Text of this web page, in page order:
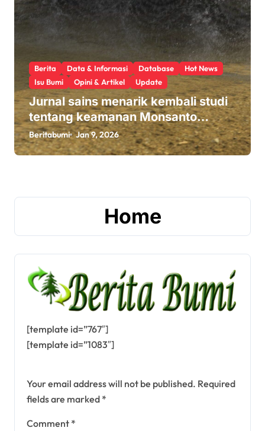
Berita Data & Informasi Database
Hot News
Isu Bumi
Opini & Artikel Update
Jurnal sains menarik kembali studi
tentang keamanan Monsanto
Roundup: ‘Masalah etika yang
serius’
Beritabumi Jan 9, 2026
Home
[template id=”767″]
[template id=”1083″]
Your email address will not be published. Required
fields are marked *
Comment *